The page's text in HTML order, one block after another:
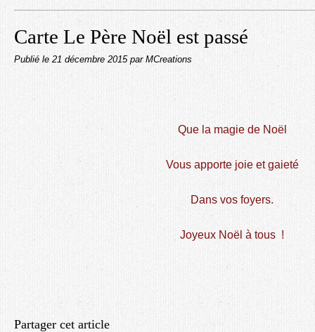
Carte Le Père Noël est passé
Publié le 21 décembre 2015 par MCreations
Que la magie de Noël
Vous apporte joie et gaieté
Dans vos foyers.
Joyeux Noël à tous !
Partager cet article